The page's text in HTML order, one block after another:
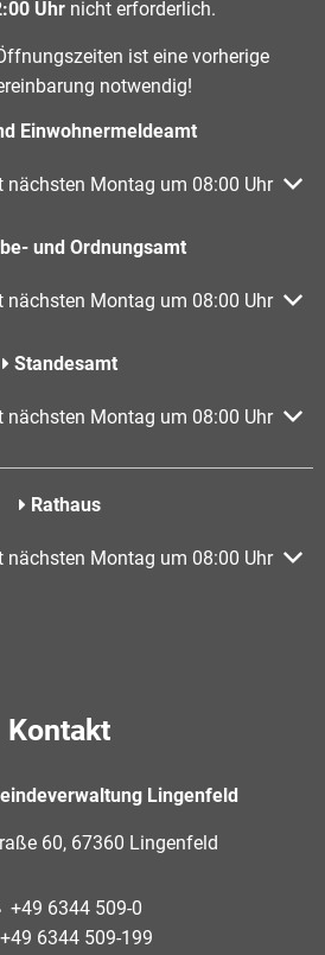
Uhr nicht erforderlich.
ist eine vorherige
notwendig!
Einwohnermeldeamt
oder Schließzeiten
nächsten Montag um 08:00 Uhr
und Ordnungsamt
oder Schließzeiten
nächsten Montag um 08:00 Uhr
Standesamt
oder Schließzeiten
nächsten Montag um 08:00 Uhr
Rathaus
oder Schließzeiten
nächsten Montag um 08:00 Uhr
Kontakt
Lingenfeld
60, 67360 Lingenfeld
+49 6344 509-0
+49 6344 509-199